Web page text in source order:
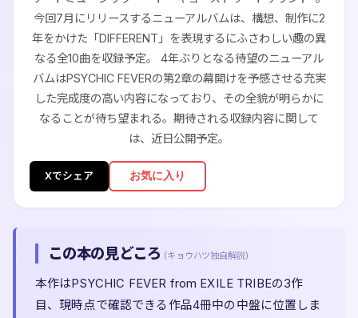
今回7月にリリースするニューアルバムは、構想、制作に2
年をかけた「DIFFERENT」を表現するにふさわしい趣の異
なる全10曲を収録予定。 4年ぶりとなる待望のニューアル
バムはPSYCHIC FEVERの第2章の幕開けを予感させる充実
した完成度の高い内容になっており、その全貌が明らかに
なることが待ち望まれる。期待される収録内容に関して
は、近日公開予定。
Xでシェア お気に入り
この本の見どころ (キョウハツ独自解説)
本作はPSYCHIC FEVER from EXILE TRIBEの3作
目、現時点で確認できる作品4冊中の中盤に位置しま